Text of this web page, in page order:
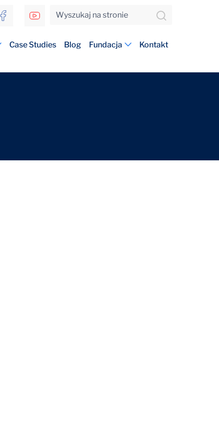
Case Studies Blog Fundacja Kontakt